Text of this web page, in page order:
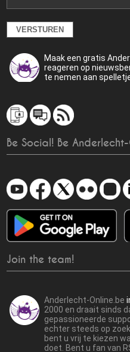
Maak een gratis
reageren op
te nemen aan
Be Social! Be
Join the team!
Anderlecht-Online.be
2000 en draait sinds
gepassioneerde
echter steeds op
bent u vrij te kiezen
doet. Bent u fan van